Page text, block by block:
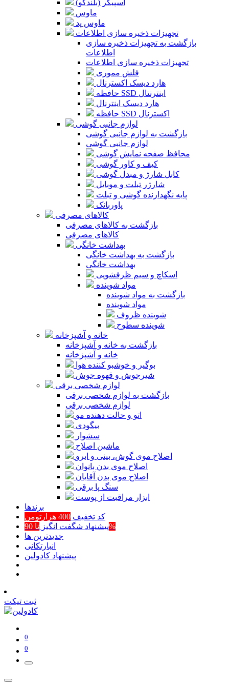
اسپیکر (بلندگو)
ماوس
ماوس پد
تجهیزات ذخیره سازی اطلاعات
بازگشت به تجهیزات ذخیره سازی
اطلاعات
تجهیزات ذخیره سازی اطلاعات
فلش مموری
هارد دیسک اکسترنال
حافظه SSD اینترنتال
هارد دیسک اینترنال
حافظه SSD اکسترنال
لوازم جانبی گوشی
بازگشت به لوازم جانبی گوشی
لوازم جانبی گوشی
محافظ صفحه نمایش گوشی
کیف و کاور گوشی
کابل شارژ و مبدل گوشی
شارژر تبلت و موبایل
پایه نگهدارنده گوشی و تبلت
پاوربانک
کالاهای مصرفی
بازگشت به کالاهای مصرفی
کالاهای مصرفی
بهداشت خانگی
بازگشت به بهداشت خانگی
بهداشت خانگی
اسکاچ و سیم ظرفشویی
مواد شوینده
بازگشت به مواد شوینده
مواد شوینده
شوینده ظروف
شوینده سطوح
خانه و آشپزخانه
بازگشت به خانه و آشپزخانه
خانه و آشپزخانه
بوگیر و خوشبو کننده هوا
شیرجوش و قهوه جوش
لوازم شخصی برقی
بازگشت به لوازم شخصی برقی
لوازم شخصی برقی
اتو و حالت دهنده مو
بیگودی
سشوار
ماشین اصلاح
اصلاح موی گوش، بینی و ابرو
اصلاح موی بدن بانوان
اصلاح موی بدن آقایان
سنگ پا برقی
ابزار مراقبت از پوست
برند‌ها
کد تخفیف 400 هزارتومن
پیشنهاد شگفت انگیزتا 90%
جدیدترین ها
انبارتکانی
پیشنهاد کادولین
ثبت تیکت
0
0